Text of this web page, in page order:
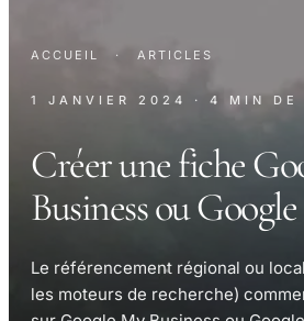
ACCUEIL · ARTICLES
1 JANVIER 2024 · 4 MIN DE
Créer une fiche
Business ou
Le référencement régional ou
les moteurs de recherche)